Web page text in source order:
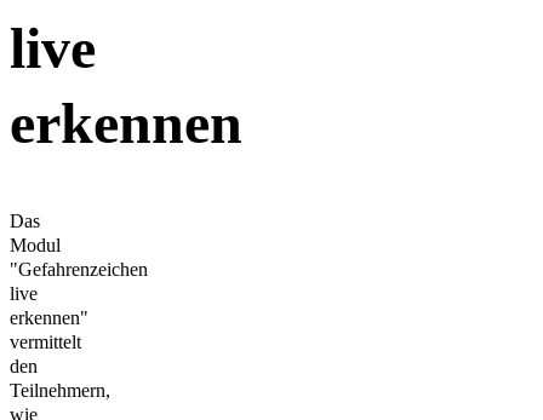
live
erkennen
Das
Modul
"Gefahrenzeichen
live
erkennen"
vermittelt
den
Teilnehmern,
wie